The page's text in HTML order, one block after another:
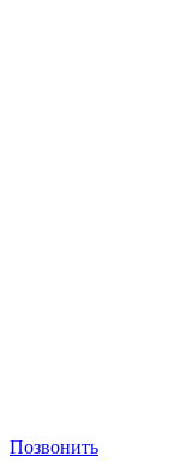
Позвонить